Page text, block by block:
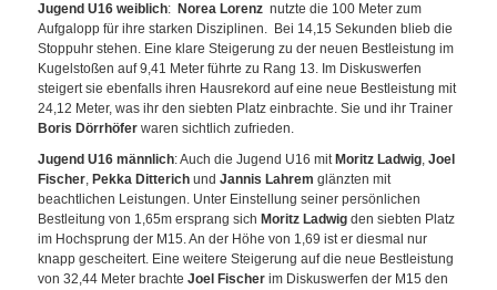
Jugend U16 weiblich: Norea Lorenz nutzte die 100 Meter zum
Aufgalopp für ihre starken Disziplinen. Bei 14,15 Sekunden blieb die
Stoppuhr stehen. Eine klare Steigerung zu der neuen Bestleistung im
Kugelstoßen auf 9,41 Meter führte zu Rang 13. Im Diskuswerfen
steigert sie ebenfalls ihren Hausrekord auf eine neue Bestleistung mit
24,12 Meter, was ihr den siebten Platz einbrachte. Sie und ihr Trainer
Boris Dörrhöfer waren sichtlich zufrieden.
Jugend U16 männlich: Auch die Jugend U16 mit Moritz Ladwig, Joel
Fischer, Pekka Ditterich und Jannis Lahrem glänzten mit
beachtlichen Leistungen. Unter Einstellung seiner persönlichen
Bestleitung von 1,65m ersprang sich Moritz Ladwig den siebten Platz
im Hochsprung der M15. An der Höhe von 1,69 ist er diesmal nur
knapp gescheitert. Eine weitere Steigerung auf die neue Bestleistung
von 32,44 Meter brachte Joel Fischer im Diskuswerfen der M15 den